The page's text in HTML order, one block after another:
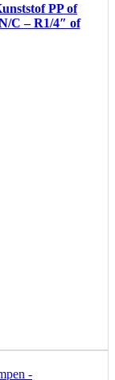
PP of
C – R1/4″ of